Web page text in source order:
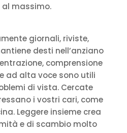
al massimo.
giornali, riviste,
desti nell’anziano
comprensione
ad alta voce sono utili
di vista. Cercate
i vostri cari, come
Leggere insieme crea
e di scambio molto